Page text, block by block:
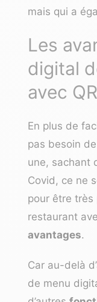
mais qui a
Les
digital
avec
En plus de
pas besoin
une, sachant
Covid, ce ne
pour être très
restaurant
avantages.
Car au-delà
de menu